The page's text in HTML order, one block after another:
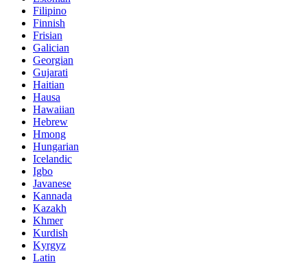
Filipino
Finnish
Frisian
Galician
Georgian
Gujarati
Haitian
Hausa
Hawaiian
Hebrew
Hmong
Hungarian
Icelandic
Igbo
Javanese
Kannada
Kazakh
Khmer
Kurdish
Kyrgyz
Latin